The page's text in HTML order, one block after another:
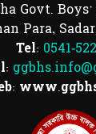
Govt.
Para,
Tel: 0541-